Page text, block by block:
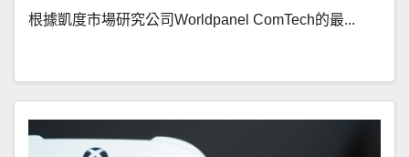
根據凱度市場研究公司Worldpanel ComTech的最...